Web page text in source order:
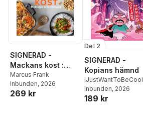
SIGNERAD -
Mackans kost :
Middagar och
matlådor
Marcus Frank
Inbunden, 2026
269 kr
Del 2
SIGNERAD -
Kopians hämnd
IJustWantToBeCool
Joel Adolphson
Ejdemo Beer
Inbunden, 2026
189 kr